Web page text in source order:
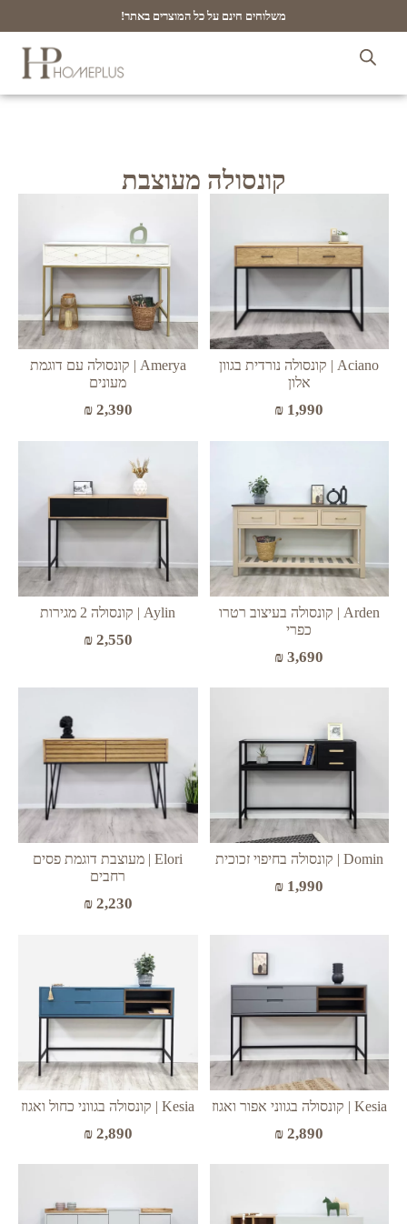
משלוחים חינם על כל המוצרים באתר!
קונסולה מעוצבת
Aciano | קונסולה נורדית בגוון
אלון
₪ 1,990
Amerya | קונסולה עם דוגמת
מעונים
₪2,390
Arden | קונסולה בעיצוב רטרו
כפרי
₪ 3,690
Aylin | קונסולה 2 מגירות
₪2,550
Domin | קונסולה בחיפוי זכוכית
₪ 1,990
Elori | מעוצבת דוגמת פסים
רחבים
₪2,230
Kesia | קונסולה בגווני אפור ואגוז
₪ 2,890
Kesia | קונסולה בגווני כחול ואגוז
₪2,890